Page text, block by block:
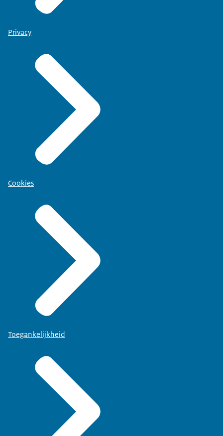
Privacy
Cookies
Toegankelijkheid